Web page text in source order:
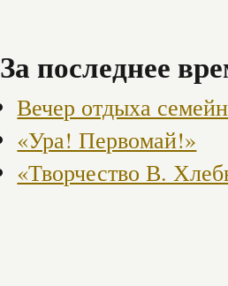
За последнее
Вечер отдыха
«Ура! Первомай!»
«Творчество В.